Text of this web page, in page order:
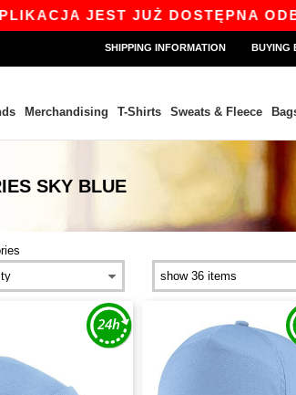
JEST JUŻ DOSTĘPNA
SHIPPING INFORMATION BUYING
Merchandising T-Shirts Sweats & Fleece
SKY BLUE